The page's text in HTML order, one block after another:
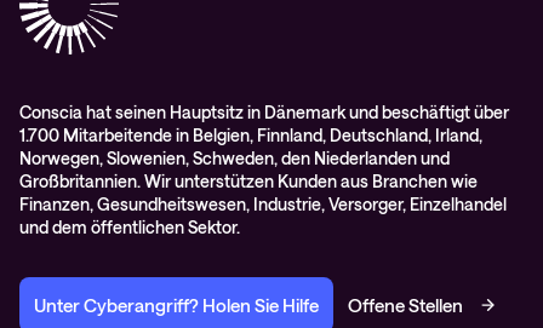
AGB
Conscia hat seinen Hauptsitz in Dänemark und beschäftigt über
1.700 Mitarbeitende in Belgien, Finnland, Deutschland, Irland,
Norwegen, Slowenien, Schweden, den Niederlanden und
Großbritannien. Wir unterstützen Kunden aus Branchen wie
Finanzen, Gesundheitswesen, Industrie, Versorger, Einzelhandel
und dem öffentlichen Sektor.
Unter Cyberangriff? Holen Sie Hilfe Offene Stellen